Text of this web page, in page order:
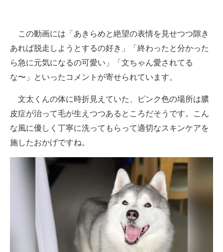
この動画には「あきらめと絶望の表情を見せつつ隙き
あれば脱走しようとするの好き」「終わったと分かった
ら急に元気になるの可愛い」「文ちゃん愛されてる
な〜」といったコメントが寄せられています。
文太くんの体に時折見えていた、ピンク色の場所は膿
皮症が治って毛が生えつつあるところだそうです。こん
な風に優しく丁寧に洗ってもらって適切なスキンケアを
施したおかげですね。